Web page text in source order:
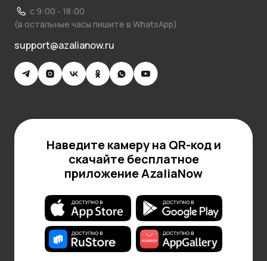
с 9:00 - 18:00
(в остальные часы пишите в WhatsApp)
support@azalianow.ru
Наведите камеру на QR-код и
скачайте бесплатное
приложение AzaliaNow